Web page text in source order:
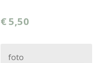
€ 5,50
foto